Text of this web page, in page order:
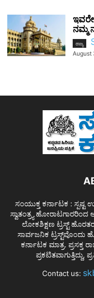
ನಮ್ಮ
ರಾಜ್ಯ
August
ಸಂಯುಕ್ತ ಕರ್ನಾಟಕ :
ಸ್ವಾತಂತ್ರ್ಯ
ಲೋಕಶಿಕ್ಷಣ ಟ್ರಸ್ಟ್
ಸಾರ್ವಜನಿಕ ಟ್ರಸ್ಟ್‌ವೊಂದು
ಕರ್ನಾಟಕ ಮಾತ್ರ. ಪ್ರಸಕ್ತ
ಪ್ರಕಟಿತವಾಗುತ್ತಿದ್ದು,
Contact us: